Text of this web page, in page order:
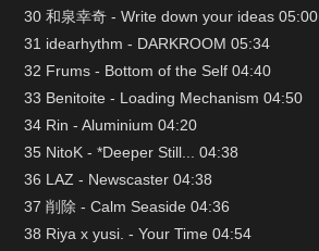
30 和泉幸奇 - Write down your ideas 05:00
31 idearhythm - DARKROOM 05:34
32 Frums - Bottom of the Self 04:40
33 Benitoite - Loading Mechanism 04:50
34 Rin - Aluminium 04:20
35 NitoK - *Deeper Still... 04:38
36 LAZ - Newscaster 04:38
37 削除 - Calm Seaside 04:36
38 Riya x yusi. - Your Time 04:54